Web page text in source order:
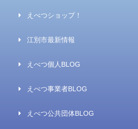
えべつショップ！
江別市最新情報
えべつ個人BLOG
えべつ事業者BLOG
えべつ公共団体BLOG